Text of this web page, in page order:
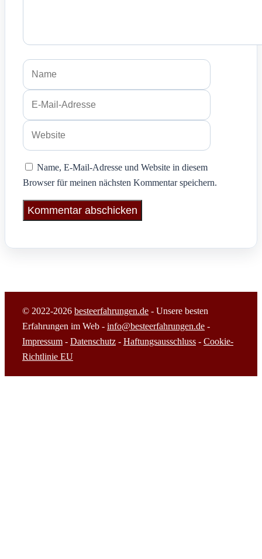
Name
E-
Adresse
Website
Name, E-Mail-Adresse und Website in diesem
Browser für meinen nächsten Kommentar speichern.
© 2022-2026 besteerfahrungen.de - Unsere besten
Erfahrungen im Web - info@besteerfahrungen.de -
Impressum - Datenschutz - Haftungsausschluss - Cookie-
Richtlinie EU